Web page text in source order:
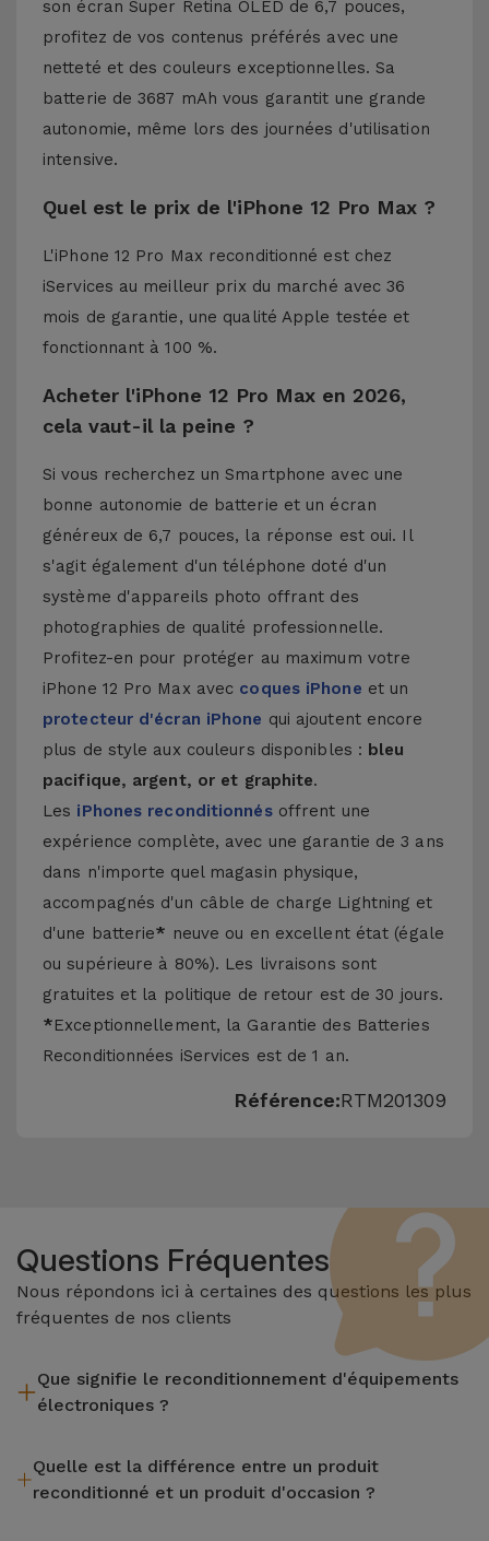
son écran Super Retina OLED de 6,7 pouces,
profitez de vos contenus préférés avec une
netteté et des couleurs exceptionnelles. Sa
batterie de 3687 mAh vous garantit une grande
autonomie, même lors des journées d'utilisation
intensive.
Quel est le prix de l'iPhone 12 Pro Max ?
L'iPhone 12 Pro Max reconditionné est chez
iServices au meilleur prix du marché avec 36
mois de garantie, une qualité Apple testée et
fonctionnant à 100 %.
Acheter l'iPhone 12 Pro Max en 2026,
cela vaut-il la peine ?
Si vous recherchez un Smartphone avec une
bonne autonomie de batterie et un écran
généreux de 6,7 pouces, la réponse est oui. Il
s'agit également d'un téléphone doté d'un
système d'appareils photo offrant des
photographies de qualité professionnelle.
Profitez-en pour protéger au maximum votre
iPhone 12 Pro Max avec coques iPhone et un
protecteur d'écran iPhone qui ajoutent encore
plus de style aux couleurs disponibles : bleu
pacifique, argent, or et graphite.
Les iPhones reconditionnésoffrent une
expérience complète, avec une garantie de 3 ans
dans n'importe quel magasin physique,
accompagnés d'un câble de charge Lightning et
d'une batterie* neuve ou en excellent état (égale
ou supérieure à 80%). Les livraisons sont
gratuites et la politique de retour est de 30 jours.
*Exceptionnellement, la Garantie des Batteries
Reconditionnées iServices est de 1 an.
Référence:RTM201309
Questions Fréquentes
Nous répondons ici à certaines des questions les plus
fréquentes de nos clients
Que signifie le reconditionnement d'équipements
électroniques ?
l'inspection, le nettoyage, sans oublier la réparation de tout
composant défectueux. Il convient de rappeler que tous les
Quelle est la différence entre un produit
reconditionné et un produit d'occasion ?